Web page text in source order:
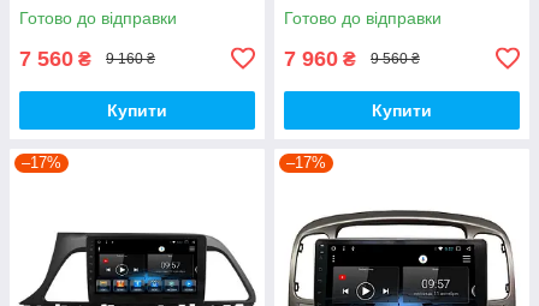
Готово до відправки
7 560 ₴ 9 160 ₴
Купити
Готово до відправки
7 960 ₴ 9 560 ₴
Купити
–17% –17%